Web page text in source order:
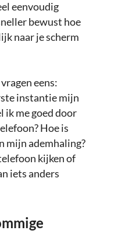
eenvoudig
bewust hoe
naar je scherm
eens:
instantie mijn
ik me goed door
Hoe is
mijn ademhaling?
kijken of
iets anders